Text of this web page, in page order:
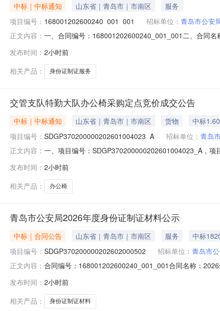
中标｜中标通知 山东省｜青岛市｜市南区
服务
项目编号： 168001202600240_001_001 招标单位： 青岛市公安
正文内容： 一、合同编号：168001202600240_001_001二、合同
商（乙方）：***第一研究所地址：北京市海淀区首都体
发布时间： 2小时前
相关产品：
身份证制证服务
交管支队特勤大队办公椅采购定点竞价成交公告
中标｜中标通知 山东省｜青岛市｜市南区 货物
中标
项目编号： SDGP370200000202601004023_A 招标单位： 青岛
正文内容： 一、项目编号：SDGP370200000202601004023_A，
报价。经评审，报价有效的供应商为3家，报价情况如下
发布时间： 2小时前
相关产品：
办公椅
青岛市公安局2026年度身份证制证材料公示
中标｜合同公告 山东省｜青岛市｜市南区 服务
中标
项目编号： SDGP370200000202602000502 招标单位： 青岛市
正文内容： 合同编号：168001202600240_001_001合同名称：
期：2026-06-03合同金额：1820.6848万元主要标的名
发布时间： 2小时前
相关产品：
身份证制证材料